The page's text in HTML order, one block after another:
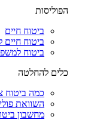
הפוליסות
ביטוח חיים
ביטוח
ביטוח
כלים להחלטה
כמה ביטוח
השוואת
מחשבון